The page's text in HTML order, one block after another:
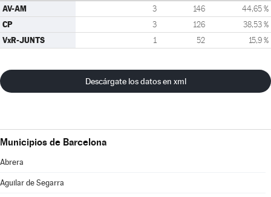
AV-AM 3 146 44,65 %
CP 3 126 38,53 %
VxR-JUNTS 1 52 15,9 %
Descárgate los datos en xml
Municipios de Barcelona
Abrera
Aguilar de Segarra